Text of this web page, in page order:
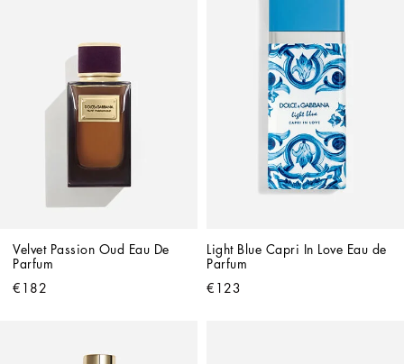
Velvet Passion Oud Eau De
Parfum
€182
Light Blue Capri In Love Eau de
Parfum
€123